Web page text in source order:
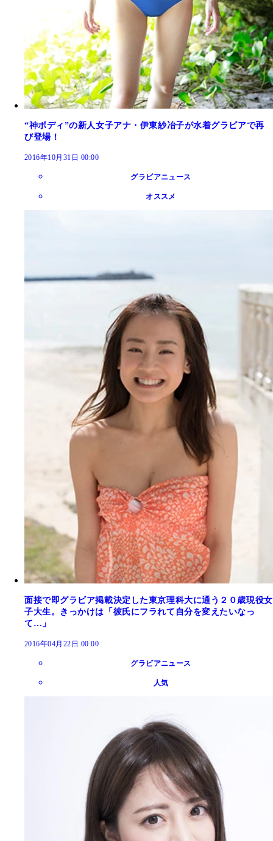
“神ボディ”の新人女子アナ・伊東紗冶子が水着グラビアで再
び登場！
2016年10月31日 00:00
グラビアニュース
オススメ
面接で即グラビア掲載決定した東京理科大に通う２０歳現役女
子大生。きっかけは「彼氏にフラれて自分を変えたいなっ
て…」
2016年04月22日 00:00
グラビアニュース
人気